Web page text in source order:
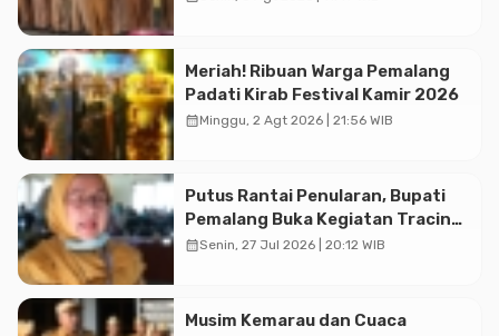
Meriah! Ribuan Warga Pemalang
Padati Kirab Festival Kamir 2026
calendar_monthMinggu, 2 Agt 2026 | 21:56 WIB
Putus Rantai Penularan, Bupati
Pemalang Buka Kegiatan Tracing
TBC Terintegrasi di Mulyoharjo
calendar_monthSenin, 27 Jul 2026 | 20:12 WIB
Musim Kemarau dan Cuaca